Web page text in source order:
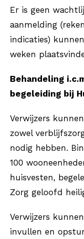
Er is geen
aanmelding
indicaties)
weken
Behandeling
begeleiding bij
Verwijzers
zowel
nodig hebben.
100
huisvesten,
Zorg geloofd
Verwijzers
invullen en